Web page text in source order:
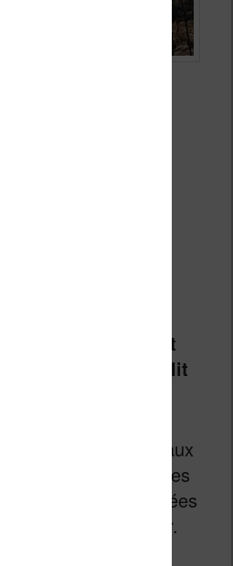
Cependant,
livre les deux
La ferme des
1984 est
et effrayant
puissant si on lit
, les animaux
fait partir les
se retrouvent livrées
se réorganiser.